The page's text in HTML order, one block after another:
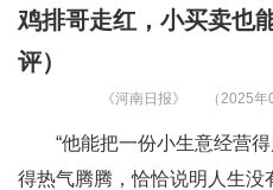
鸡排哥走红，小买卖也
评）
《河南日报》 （2025
“他能把一份小生意经营得
得热气腾腾，恰恰说明人生